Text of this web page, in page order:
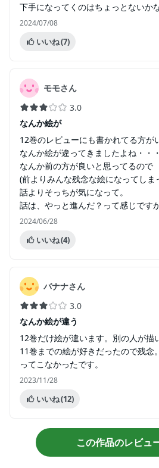
下手になってくのはちょっとないか
2024/07/08
いいね(7)
モモさん
3.0
なんか絵が
12巻のレビューにも書かれてる方が
なんか絵が違ってきましたよね・・・
なんか前の方が良いと思ってるので
(前よりみんな残念な絵になってしま
話よりそっちが気になって。
話は、やっと進んだ？って感じですか
2024/06/28
いいね(4)
バナナさん
3.0
なんか絵が違う
12巻だけ絵が違います。別の人が描
11巻までの絵が好きだったので残念
ってこなかったです。
2023/11/28
いいね(12)
この作品のレビュ